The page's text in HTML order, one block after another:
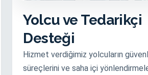
Yolcu ve Tedarikçi
Desteği
Hizmet verdiğimiz yolcuların
süreçlerini ve saha içi